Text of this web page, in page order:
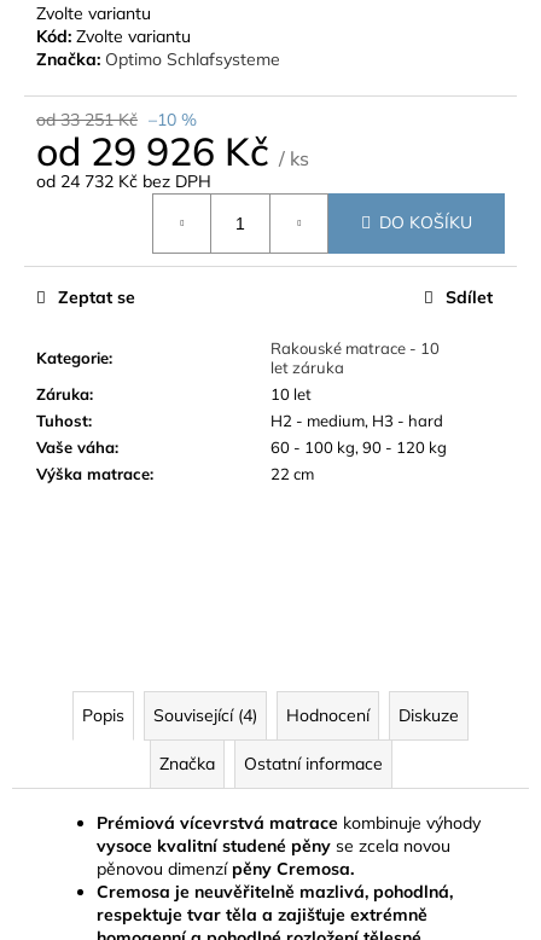
Zvolte variantu
Kód: Zvolte variantu
Značka: Optimo Schlafsysteme
od 33 251 Kč –10 %
od 29 926 Kč / ks
od 24 732 Kč bez DPH
DO KOŠÍKU
Kategorie:
Rakouské matrace - 10
let záruka
Záruka:
10 let
Tuhost:
H2 - medium, H3 - hard
Vaše váha:
60 - 100 kg, 90 - 120 kg
Výška matrace: 22 cm
Zeptat se Sdílet
Popis Související (4) Hodnocení Diskuze
Značka Ostatní informace
Prémiová vícevrstvá matrace kombinuje výhody
vysoce kvalitní studené pěny se zcela novou
pěnovou dimenzípěny Cremosa.
Cremosa je neuvěřitelně mazlivá, pohodlná,
respektuje tvar těla a zajišťuje extrémně